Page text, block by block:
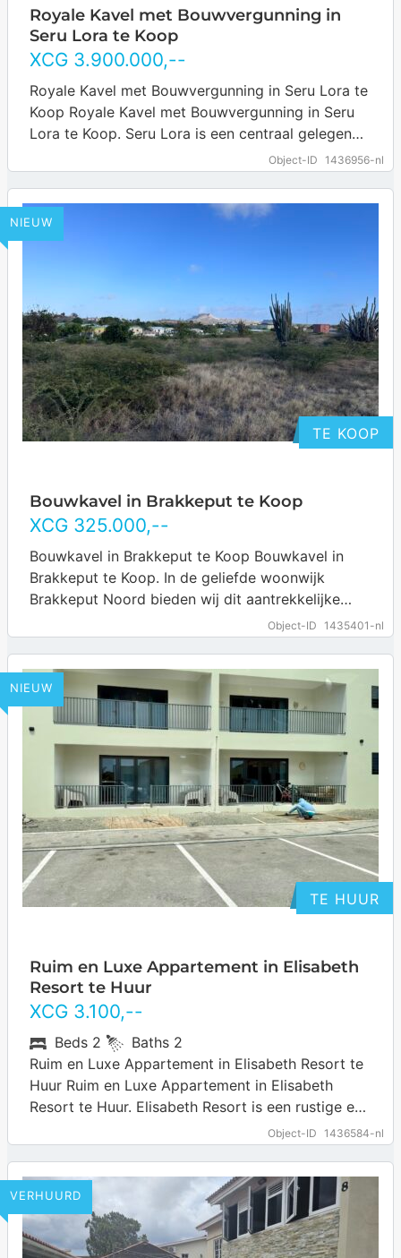
Royale Kavel met Bouwvergunning in
Seru Lora te Koop
XCG 3.900.000,--
Object-ID 1436956-nl
Royale Kavel met Bouwvergunning in Seru Lora te
Koop Royale Kavel met Bouwvergunning in Seru
Lora te Koop. Seru Lora is een centraal gelegen
NIEUW
TE KOOP
Bouwkavel in Brakkeput te Koop
XCG 325.000,--
Object-ID 1435401-nl
Bouwkavel in Brakkeput te Koop Bouwkavel in
Brakkeput te Koop. In de geliefde woonwijk
Brakkeput Noord bieden wij dit aantrekkelijke
bouwkavel (F-3) aan van 597 m². Een mooie…
… more
NIEUW
TE HUUR
Ruim en Luxe Appartement in Elisabeth
Resort te Huur
XCG 3.100,--
Object-ID 1436584-nl
Beds 2 Baths 2
Ruim en Luxe Appartement in Elisabeth Resort te
Huur Ruim en Luxe Appartement in Elisabeth
Resort te Huur. Elisabeth Resort is een rustige en
… more
VERHUURD